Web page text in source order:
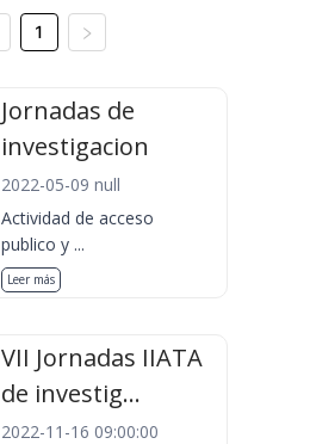
1
Jornadas de
investigacion
2022-05-09 null
Actividad de acceso
publico y ...
Leer más
VII Jornadas IIATA
de investig...
2022-11-16 09:00:00